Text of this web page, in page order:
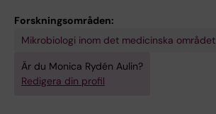
Forskningsområden:
Mikrobiologi inom det medicinska området
Är du Monica Rydén Aulin?
Redigera din profil